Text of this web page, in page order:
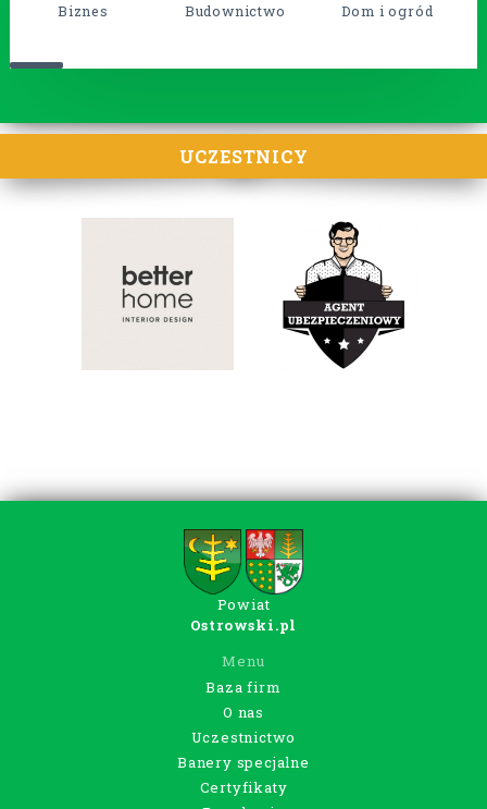
Biznes Budownictwo Dom i ogród
UCZESTNICY
Powiat
Ostrowski.pl
Menu
Baza firm
O nas
Uczestnictwo
Banery specjalne
Certyfikaty